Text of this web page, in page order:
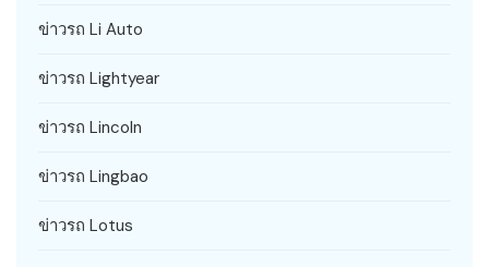
ข่าวรถ Li Auto
ข่าวรถ Lightyear
ข่าวรถ Lincoln
ข่าวรถ Lingbao
ข่าวรถ Lotus